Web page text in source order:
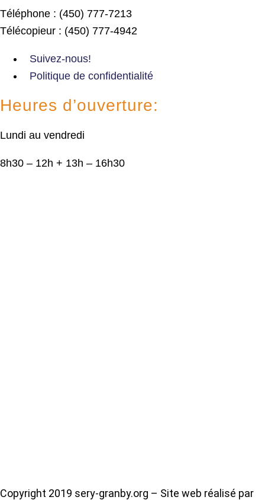
Téléphone : (450) 777-7213
Télécopieur : (450) 777-4942
Suivez-nous!
Politique de confidentialité
Heures d’ouverture:
Lundi au vendredi
8h30 – 12h + 13h – 16h30
Copyright 2019 sery-granby.org – Site web réalisé par